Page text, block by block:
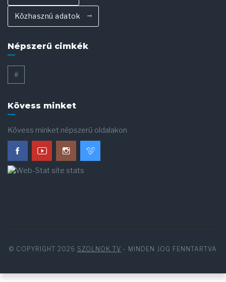
Közhasznú adatok
Népszerű cimkék
#
Kövess minket
Kövess minket népszerű oldalakon
© COPYRIGHT 2026 SZOLNOK TV - MINDEN JOG FENNTARTVA